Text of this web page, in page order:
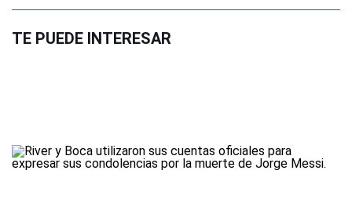
TE PUEDE INTERESAR